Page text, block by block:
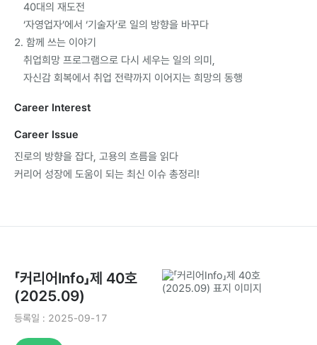
40대의재도전
‘자영업자’에서‘기술자’로일의방향을바꾸다
2.함께쓰는이야기
취업희망프로그램으로다시세우는일의의미,
자신감회복에서취업전략까지이어지는희망의동행
CareerInterest
CareerIssue
진로의방향을잡다,고용의흐름을읽다
커리어성장에도움이되는최신이슈총정리!
「커리어Info」제40호
(2025.09)
등록일:2025-09-17